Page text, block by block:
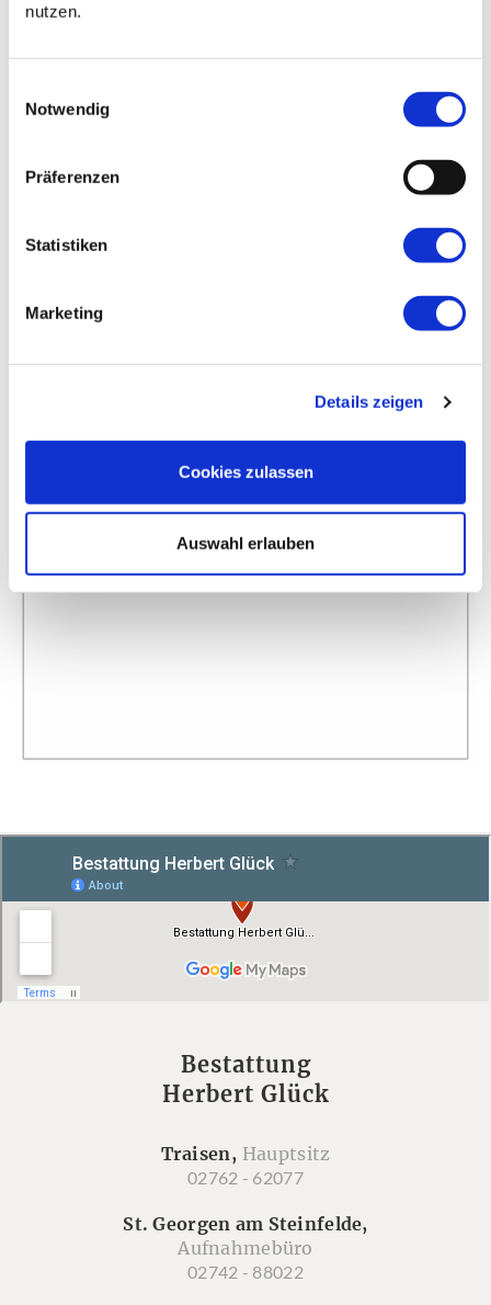
nutzen.
Notwendig
Präferenzen
Statistiken
Marketing
Details zeigen
Cookies zulassen
Auswahl erlauben
Bestattung
Herbert Glück
Traisen, Hauptsitz
02762 - 62077
St. Georgen am Steinfelde,
Aufnahmebüro
02742 - 88022